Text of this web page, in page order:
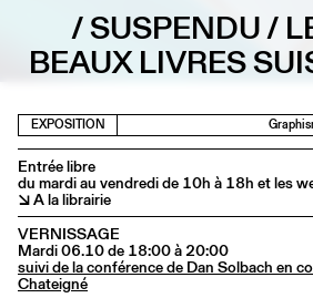
/ SUSPENDU /
BEAUX LIVRES
EXPOSITION
Entrée libre
du mardi au vendredi de 10h à 18h et les
↘ A la librairie
VERNISSAGE
Mardi 06.10 de 18:00 à 20:00
suivi de la conférence de Dan Solbach en
Chateigné